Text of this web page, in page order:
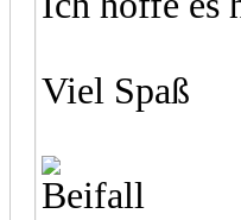
Viel Spaß